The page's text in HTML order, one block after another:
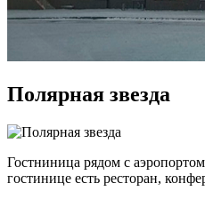
Полярная звезда
Гостниница рядом с
гостинице есть ресторан,